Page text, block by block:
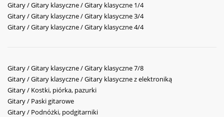
Gitary / Gitary klasyczne / Gitary klasyczne 1/4
Gitary / Gitary klasyczne / Gitary klasyczne 3/4
Gitary / Gitary klasyczne / Gitary klasyczne 4/4
Gitary / Gitary klasyczne / Gitary klasyczne 7/8
Gitary / Gitary klasyczne / Gitary klasyczne z elektroniką
Gitary / Kostki, piórka, pazurki
Gitary / Paski gitarowe
Gitary / Podnóżki, podgitarniki